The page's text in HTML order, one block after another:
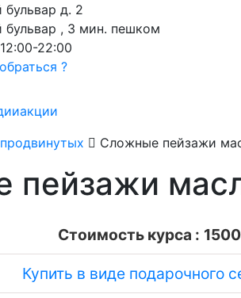
бульвар д. 2
бульвар , 3 мин. пешком
22:00
?
акции
Сложные пейзажи
пейзажи
Стоимость курса :
Купить в виде подарочного